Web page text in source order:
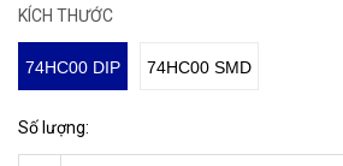
KÍCH THƯỚC
74HC00 DIP 74HC00 SMD
Số lượng: